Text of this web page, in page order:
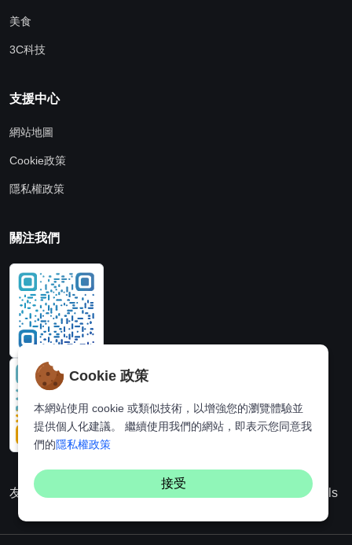
美食
3C科技
支援中心
網站地圖
Cookie政策
隱私權政策
關注我們
友情連結： 線上圖片處理站 Hi,online tools
Cookie 政策
本網站使用 cookie 或類似技術，以增強您的瀏覽體驗並
提供個人化建議。 繼續使用我們的網站，即表示您同意我
們的隱私權政策
接受